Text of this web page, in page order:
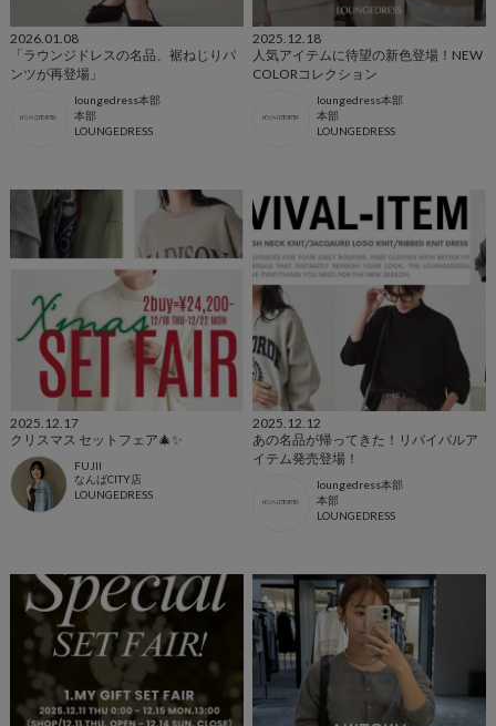
2026.01.08
「ラウンジドレスの名品、裾ねじりパ
ンツが再登場」
loungedress本部
本部
LOUNGEDRESS
2025.12.18
人気アイテムに待望の新色登場！NEW
COLORコレクション
loungedress本部
本部
LOUNGEDRESS
2025.12.17
クリスマス セットフェア🎄✨
FUJII
なんばCITY店
LOUNGEDRESS
2025.12.12
あの名品が帰ってきた！リバイバルア
イテム発売登場！
loungedress本部
本部
LOUNGEDRESS